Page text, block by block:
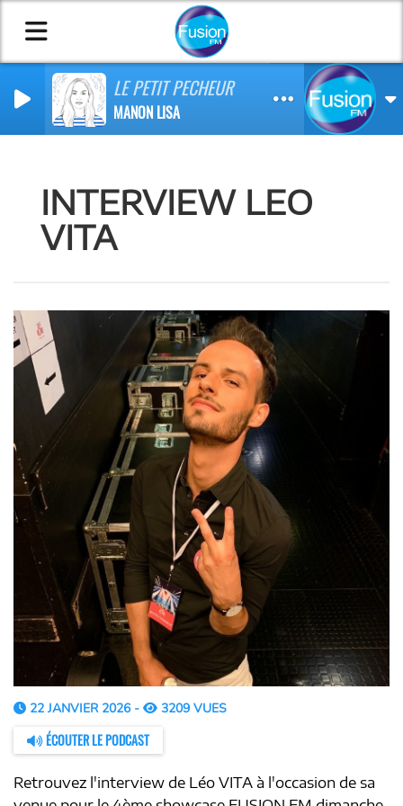
LE PETIT PECHEUR
MANON LISA
INTERVIEW LEO
VITA
22 JANVIER 2026 - 3209 VUES
ÉCOUTER LE PODCAST
Retrouvez l'interview de Léo VITA à l'occasion de sa